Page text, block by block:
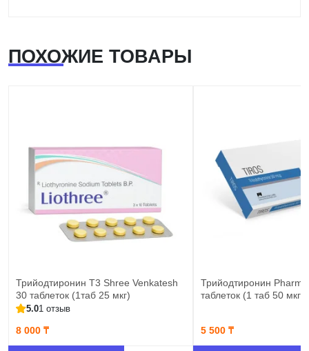
ПОХОЖИЕ ТОВАРЫ
Трийодтиронин Т3 Shree Venkatesh
30 таблеток (1таб 25 мкг)
5.01 отзыв
8 000 ₸
Трийодтиронин
таблеток (1 таб 50 мкг)
5 500 ₸